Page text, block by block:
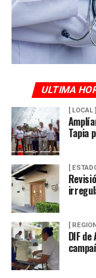
ULTIMA
[ LOCAL ]
Tapia
[
[
DIF